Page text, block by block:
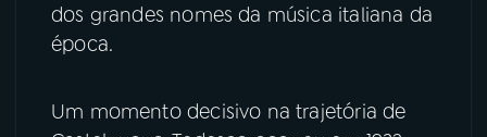
dos grandes nomes da música italiana da
época.
Um momento decisivo na trajetória de